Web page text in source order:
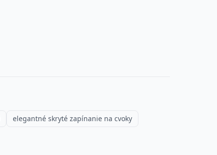
elegantné skryté zapínanie na cvoky